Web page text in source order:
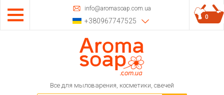
info@aromasoap.com.ua
+380967747525
Все для мыловарения, косметики, свечей
0